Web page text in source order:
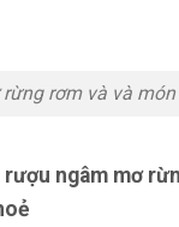
rơm và và
rượu ngâm mơ